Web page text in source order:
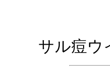
サル痘ウ